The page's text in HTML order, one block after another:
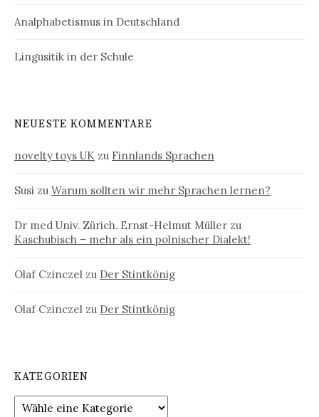
Analphabetismus in Deutschland
Lingusitik in der Schule
NEUESTE KOMMENTARE
novelty toys UK zu Finnlands Sprachen
Susi zu Warum sollten wir mehr Sprachen lernen?
Dr med Univ. Zürich. Ernst-Helmut Müller zu
Kaschubisch – mehr als ein polnischer Dialekt!
Olaf Czinczel zu Der Stintkönig
Olaf Czinczel zu Der Stintkönig
KATEGORIEN